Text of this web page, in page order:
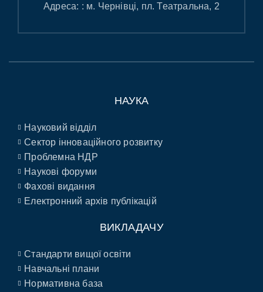
Адреса: : м. Чернівці, пл. Театральна, 2
НАУКА
Науковий відділ
Сектор інноваційного розвитку
Проблемна НДР
Наукові форуми
Фахові видання
Електронний архів публікацій
ВИКЛАДАЧУ
Стандарти вищої освіти
Навчальні плани
Нормативна база